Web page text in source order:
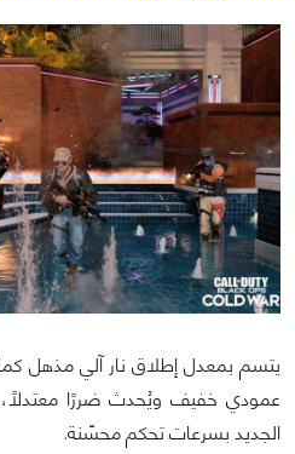
يتسم بمعدل إطلاق نار آلي مذهل كما
عمودي خفيف ويُحدث ضررًا
الجديد بسرعات تحكم محسّنة.